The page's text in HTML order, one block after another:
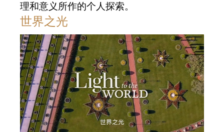
理和意义所作的个人探索。
世界之光